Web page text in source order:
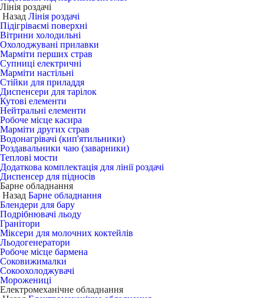
Лінія роздачі
Назад Лінія роздачі
Підігріваємі поверхні
Вітрини холодильні
Охолоджувані прилавки
Марміти перших страв
Супниці електричні
Марміти настільні
Стійки для приладдя
Диспенсери для тарілок
Кутові елементи
Нейтральні елементи
Робоче місце касира
Марміти других страв
Водонагрівачі (кип'ятильники)
Роздавальники чаю (заварники)
Теплові мости
Додаткова комплектація для лінії роздачі
Диспенсер для підносів
Барне обладнання
Назад Барне обладнання
Блендери для бару
Подрібнювачі льоду
Гранітори
Міксери для молочних коктейлів
Льодогенератори
Робоче місце бармена
Соковижималки
Сокоохолоджувачі
Морожениці
Електромеханічне обладнання